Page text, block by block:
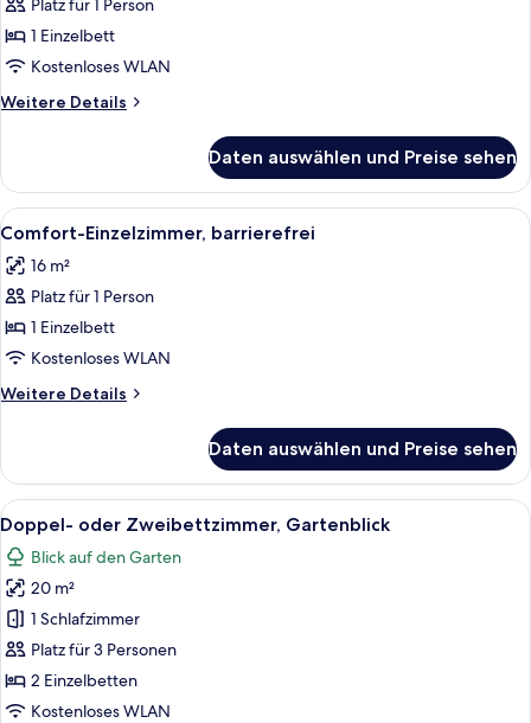
Comfort-
Einzelzimmer
(mit
Dusche)
anzeigen
Platz für 1 Person
1 Einzelbett
Kostenloses WLAN
Weitere Details
Weitere
Einzelzimmer
(mit
Dusche)
Daten auswählen und Preise sehen
Alle
Fotos
für
Comfort-
Einzelzimmer,
barrierefrei
anzeigen
Ein Hotelzimmer mit Bett,
12
Comfort-Einzelzimmer, barrierefrei
16 m²
Platz für 1 Person
1 Einzelbett
Kostenloses WLAN
Weitere Details
Weitere
Einzelzimmer,
barrierefrei
Daten auswählen und Preise sehen
Alle
Fotos
für
Doppel-
oder
Zweibettzimmer,
Gartenblick
anzeigen
Schreibtisch,
6
Doppel- oder Zweibettzimmer, Gartenblick
Blick auf den Garten
20 m²
1 Schlafzimmer
Platz für 3 Personen
2 Einzelbetten
Kostenloses WLAN